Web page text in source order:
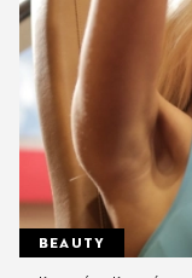
BEAUTY